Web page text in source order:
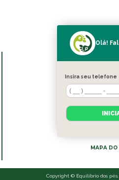
SOBRE
BLOG
MAPA
Copyright © Equilíbrio dos pés.
Olá!
Insira seu telefone